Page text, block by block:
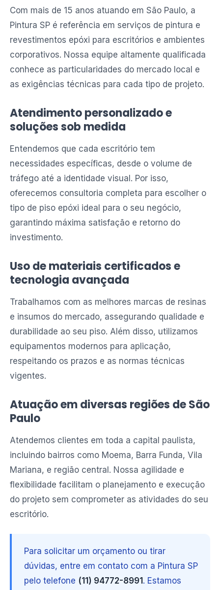
Com mais de 15 anos atuando em São Paulo, a
Pintura SP é referência em serviços de pintura e
revestimentos epóxi para escritórios e ambientes
corporativos. Nossa equipe altamente qualificada
conhece as particularidades do mercado local e
as exigências técnicas para cada tipo de projeto.
Atendimento personalizado e
soluções sob medida
Entendemos que cada escritório tem
necessidades específicas, desde o volume de
tráfego até a identidade visual. Por isso,
oferecemos consultoria completa para escolher o
tipo de piso epóxi ideal para o seu negócio,
garantindo máxima satisfação e retorno do
investimento.
Uso de materiais certificados e
tecnologia avançada
Trabalhamos com as melhores marcas de resinas
e insumos do mercado, assegurando qualidade e
durabilidade ao seu piso. Além disso, utilizamos
equipamentos modernos para aplicação,
respeitando os prazos e as normas técnicas
vigentes.
Atuação em diversas regiões de São
Paulo
Atendemos clientes em toda a capital paulista,
incluindo bairros como Moema, Barra Funda, Vila
Mariana, e região central. Nossa agilidade e
flexibilidade facilitam o planejamento e execução
do projeto sem comprometer as atividades do seu
escritório.
Para solicitar um orçamento ou tirar
dúvidas, entre em contato com a Pintura SP
pelo telefone (11) 94772-8991 . Estamos